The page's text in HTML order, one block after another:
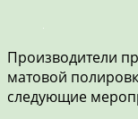
Производители
матовой
следующие